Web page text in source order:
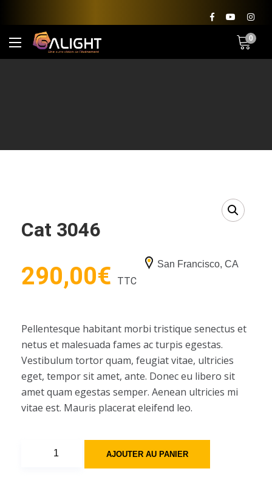
0
Cat 3046
290,00€ TTC
San Francisco, CA
Pellentesque habitant morbi tristique senectus et
netus et malesuada fames ac turpis egestas.
Vestibulum tortor quam, feugiat vitae, ultricies
eget, tempor sit amet, ante. Donec eu libero sit
amet quam egestas semper. Aenean ultricies mi
vitae est. Mauris placerat eleifend leo.
AJOUTER AU PANIER